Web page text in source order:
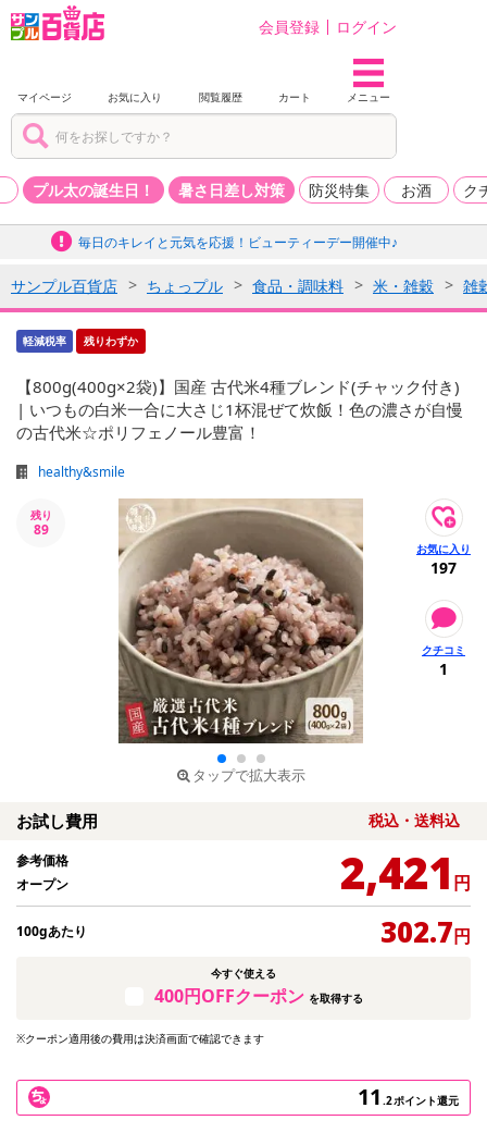
会員登録 ログイン
マイページ お気に入り 閲覧履歴 カート メニュー
プル太の誕生日！ 暑さ日差し対策 防災特集 お酒 ク
毎日のキレイと元気を応援！ビューティーデー開催中♪
サンプル百貨店 ちょっプル 食品・調味料 米・雑穀 雑
軽減税率 残りわずか
【800g(400g×2袋)】国産 古代米4種ブレンド(チャック付き)
| いつもの白米一合に大さじ1杯混ぜて炊飯！色の濃さが自慢
の古代米☆ポリフェノール豊富！
healthy&smile
残り
89
タップで拡大表示
197
1
お試し費用 税込・送料込
参考価格
オープン
2,421 円
100gあたり 302.7円
今すぐ使える
400円OFFクーポン を取得する
※クーポン適用後の費用は決済画面で確認できます
11 .2ポイント還元